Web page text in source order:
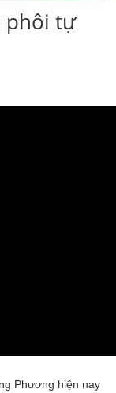
phôi tự
Phương hiện nay